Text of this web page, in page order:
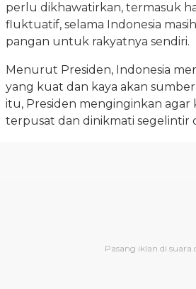
perlu dikhawatirkan, termasuk
fluktuatif, selama Indonesia
pangan untuk rakyatnya sendiri.
Menurut Presiden, Indonesia
yang kuat dan kaya akan sumber
itu, Presiden menginginkan agar
terpusat dan dinikmati segelintir